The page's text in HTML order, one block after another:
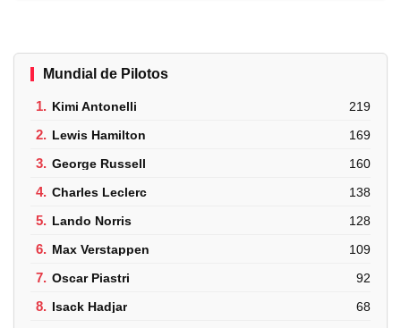
Mundial de Pilotos
1. Kimi Antonelli 219
2. Lewis Hamilton 169
3. George Russell 160
4. Charles Leclerc 138
5. Lando Norris 128
6. Max Verstappen 109
7. Oscar Piastri 92
8. Isack Hadjar 68